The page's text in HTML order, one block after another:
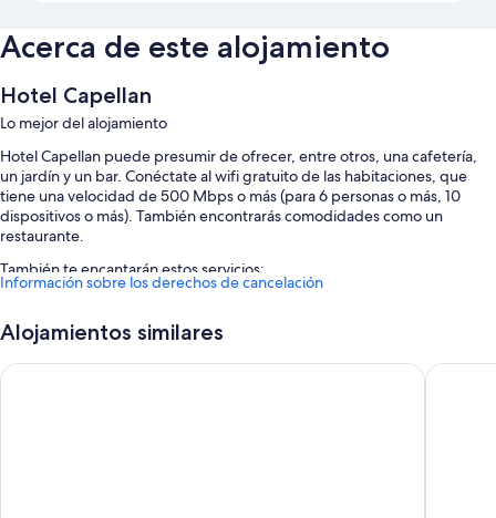
Acerca de este alojamiento
Hotel Capellan
Lo mejor del alojamiento
Hotel Capellan puede presumir de ofrecer, entre otros, una cafetería,
un jardín y un bar. Conéctate al wifi gratuito de las habitaciones, que
tiene una velocidad de 500 Mbps o más (para 6 personas o más, 10
dispositivos o más). También encontrarás comodidades como un
restaurante.
También te encantarán estos servicios:
Desayuno continental (de pago) y un servicio de transporte desde y
Información sobre los derechos de cancelación
Alojamientos similares
Palacio Arias & Hotel y Apartamentos Arias Hello